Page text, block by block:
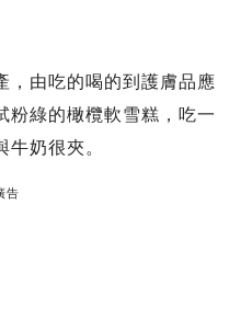
，由吃的喝的到護膚品應
粉綠的橄欖軟雪糕，吃一
奶很夾。
告